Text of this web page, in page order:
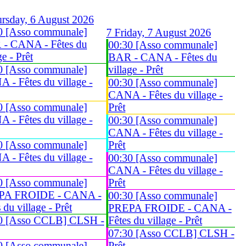
6 August 2026
[Asso communale]
CANA - Fêtes du
- Prêt
[Asso communale]
- Fêtes du village -
[Asso communale]
- Fêtes du village -
[Asso communale]
- Fêtes du village -
[Asso communale]
FROIDE - CANA -
du village - Prêt
[Asso CCLB] CLSH -
7 Friday, 7 August 2026
00:30 [Asso communale]
BAR - CANA - Fêtes du
village - Prêt
00:30 [Asso communale]
CANA - Fêtes du village -
Prêt
00:30 [Asso communale]
CANA - Fêtes du village -
Prêt
00:30 [Asso communale]
CANA - Fêtes du village -
Prêt
00:30 [Asso communale]
PREPA FROIDE - CANA -
Fêtes du village - Prêt
07:30 [Asso CCLB] CLSH -